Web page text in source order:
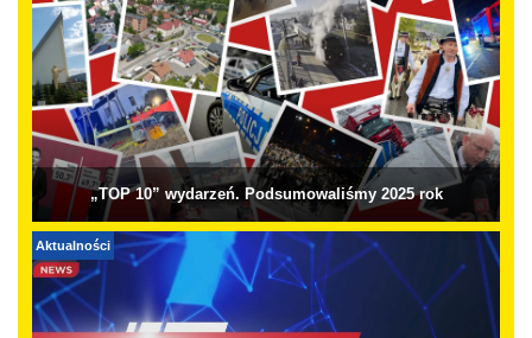
„TOP 10” wydarzeń. Podsumowaliśmy 2025 rok
Aktualności